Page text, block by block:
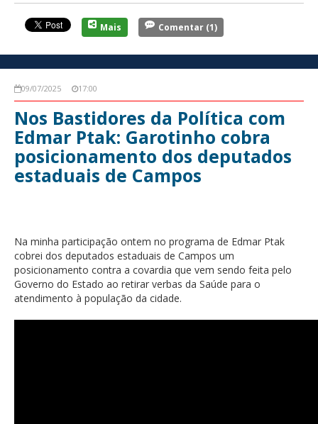
Mais Comentar (1)
09/07/2025 17:00
Nos Bastidores da Política com
Edmar Ptak: Garotinho cobra
posicionamento dos deputados
estaduais de Campos
Na minha participação ontem no programa de Edmar Ptak
cobrei dos deputados estaduais de Campos um
posicionamento contra a covardia que vem sendo feita pelo
Governo do Estado ao retirar verbas da Saúde para o
atendimento à população da cidade.